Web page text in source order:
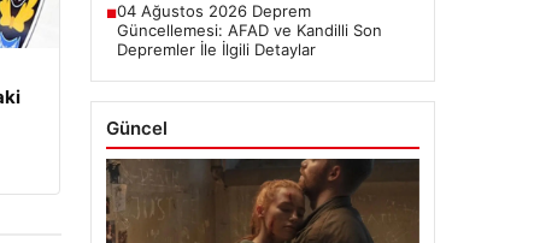
■04 Ağustos 2026 Deprem
Güncellemesi: AFAD ve Kandilli Son
Depremler İle İlgili Detaylar
Güncel